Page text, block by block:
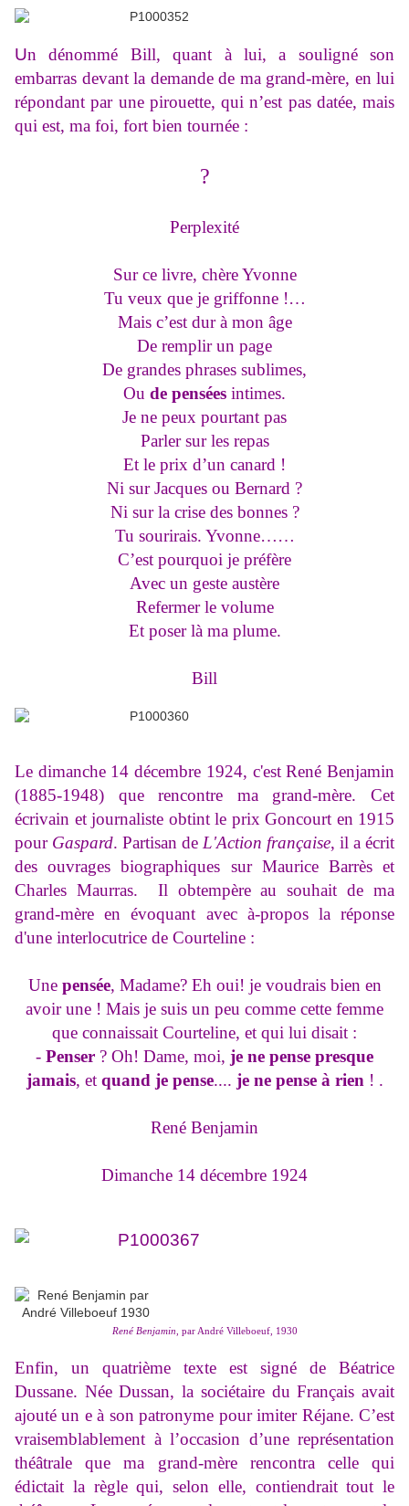
Un
dénommé Bill, quant à lui, a souligné son
embarras devant la demande de ma grand-mère, en lui
répondant par une pirouette, qui n’est pas datée, mais
qui est, ma foi, fort bien tournée :
?
Perplexité
Sur ce livre, chère Yvonne
Tu veux que je griffonne !…
Mais c’est dur à mon âge
De remplir un page
De grandes phrases sublimes,
Ou de pensées intimes.
Je ne peux pourtant pas
Parler sur les repas
Et le prix d’un canard !
Ni sur Jacques ou Bernard ?
Ni sur la crise des bonnes ?
Tu sourirais. Yvonne……
C’est pourquoi je préfère
Avec un geste austère
Refermer le volume
Et poser là ma plume.
Bill
Le dimanche 14 décembre 1924, c'est René Benjamin
(1885-1948) que rencontre ma grand-mère. Cet
écrivain et journaliste obtint le prix Goncourt en 1915
pour Gaspard. Partisan de L'Action française, il a écrit
des ouvrages biographiques sur Maurice Barrès et
Charles Maurras. Il obtempère au souhait de ma
grand-mère en évoquant avec à-propos la réponse
d'une interlocutrice de Courteline :
Une pensée, Madame? Eh oui! je voudrais bien en
avoir une ! Mais je suis un peu comme cette femme
que connaissait Courteline, et qui lui disait :
- Penser ? Oh! Dame, moi, je ne pense presque
jamais, et quand je pense.... je ne pense à rien ! .
René Benjamin
Dimanche 14 décembre 1924
René Benjamin , par André Villeboeuf, 1930
Enfin, un quatrième texte est signé de Béatrice
Dussane. Née Dussan, la sociétaire du Français avait
ajouté un e à son patronyme pour imiter Réjane. C’est
vraisemblablement à l’occasion d’une représentation
théâtrale que ma grand-mère rencontra celle qui
édictait la règle qui, selon elle, contiendrait tout le